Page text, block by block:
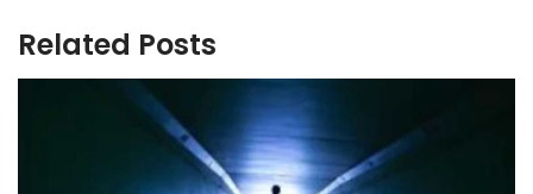
Related Posts